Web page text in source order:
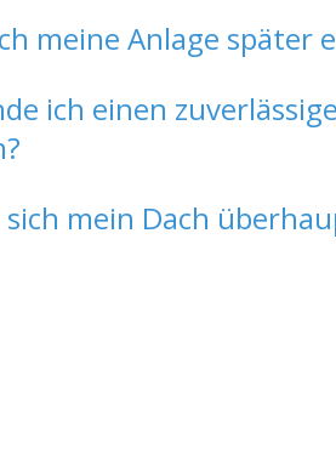
meine Anlage später
ich einen
sich mein Dach